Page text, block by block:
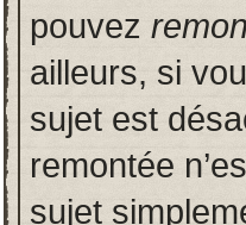
pouvez
ailleurs, si
sujet est
remontée
sujet